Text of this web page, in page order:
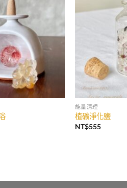
能量清理
植礦淨化鹽
NT$555